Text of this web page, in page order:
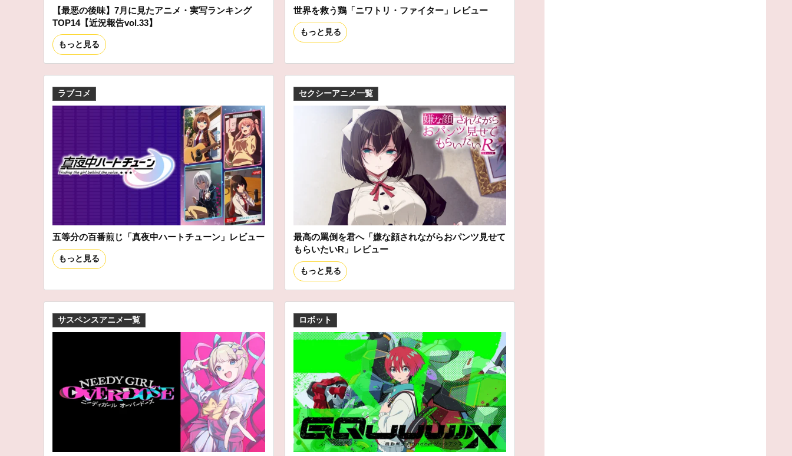
【最悪の後味】7月に見たアニメ・実写ランキング
TOP14【近況報告vol.33】
もっと見る
世界を救う鶏「ニワトリ・ファイター」レビュー
もっと見る
ラブコメ
五等分の百番煎じ「真夜中ハートチューン」レビュー
もっと見る
セクシーアニメ一覧
最高の罵倒を君へ「嫌な顔されながらおパンツ見せて
もらいたいR」レビュー
もっと見る
サスペンスアニメ一覧 ロボット